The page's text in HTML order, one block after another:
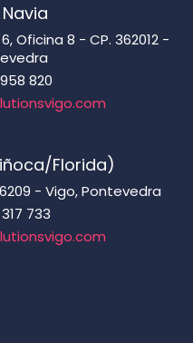
Oficina 8 - CP. 362012 -
820
Florida)
- Vigo, Pontevedra
733